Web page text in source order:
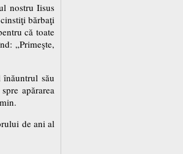
nostru Iisus
bărbaţi
că toate
„Primeşte,
său
apărarea
de ani al